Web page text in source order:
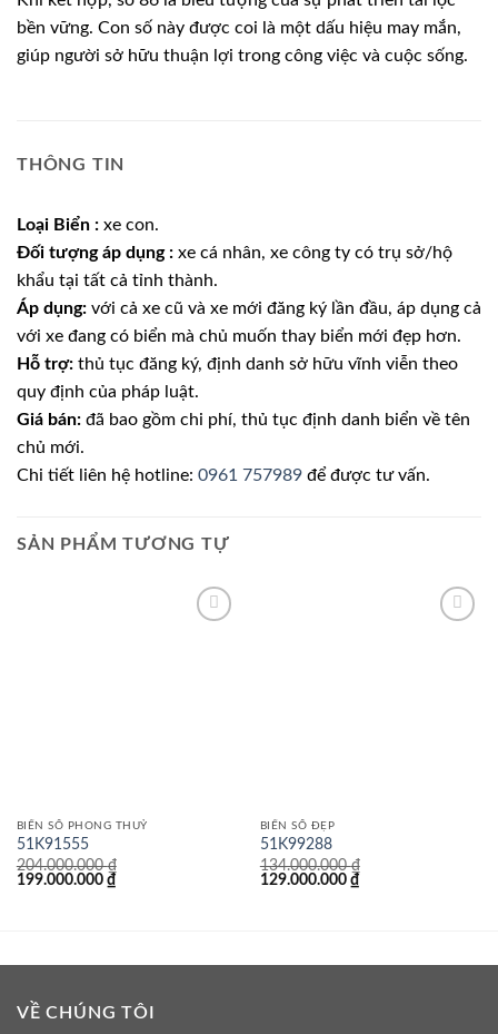
bền vững. Con số này được coi là một dấu hiệu may mắn,
giúp người sở hữu thuận lợi trong công việc và cuộc sống.
THÔNG TIN
Loại Biển : xe con.
Đối tượng áp dụng : xe cá nhân, xe công ty có trụ sở/hộ
khẩu tại tất cả tỉnh thành.
Áp dụng: với cả xe cũ và xe mới đăng ký lần đầu, áp dụng cả
với xe đang có biển mà chủ muốn thay biển mới đẹp hơn.
Hỗ trợ: thủ tục đăng ký, định danh sở hữu vĩnh viễn theo
quy định của pháp luật.
Giá bán: đã bao gồm chi phí, thủ tục định danh biển về tên
chủ mới.
Chi tiết liên hệ hotline: 0961 757989 để được tư vấn.
SẢN PHẨM TƯƠNG TỰ
BIỂN SỐ PHONG THUỶ
51K91555
204.000.000₫
Giá
199.000.000 ₫Giá
hiện
BIỂN SỐ ĐẸP
51K99288
134.000.000₫
Giá
129.000.000 ₫Giá
hiện
VỀ CHÚNG TÔI